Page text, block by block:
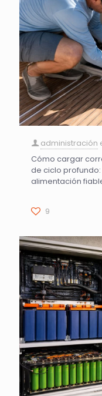
administración
Cómo cargar
de ciclo
alimentación
9